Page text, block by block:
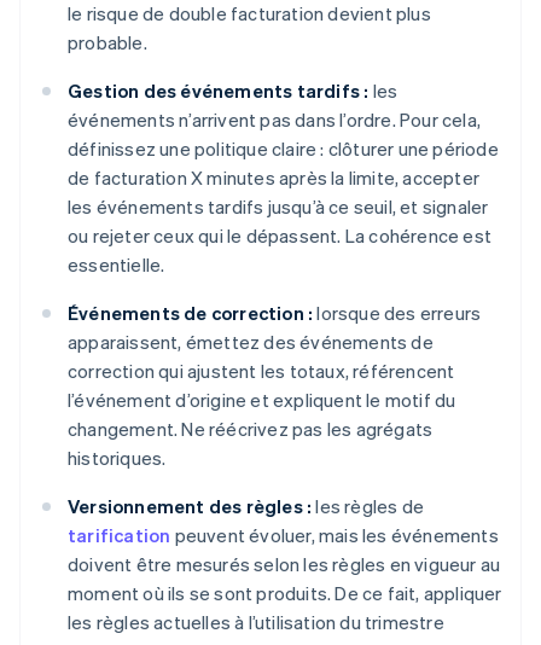
le risque de double facturation devient plus
probable.
Gestion des événements tardifs : les
événements n’arrivent pas dans l’ordre. Pour cela,
définissez une politique claire : clôturer une période
de facturation X minutes après la limite, accepter
les événements tardifs jusqu’à ce seuil, et signaler
ou rejeter ceux qui le dépassent. La cohérence est
essentielle.
Événements de correction : lorsque des erreurs
apparaissent, émettez des événements de
correction qui ajustent les totaux, référencent
l’événement d’origine et expliquent le motif du
changement. Ne réécrivez pas les agrégats
historiques.
Versionnement des règles : les règles de
tarification peuvent évoluer, mais les événements
doivent être mesurés selon les règles en vigueur au
moment où ils se sont produits. De ce fait, appliquer
les règles actuelles à l’utilisation du trimestre